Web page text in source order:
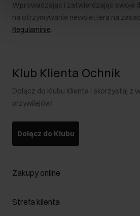
Wprowadzając i zatwierdzając swoje
na otrzymywanie newslettera na
Regulaminie.
Klub Klienta Ochnik
Dołącz do Klubu Klienta i skorzystaj z
przywilejów!
Dołącz do Klubu
Zakupy online
Zarządzaj cookies
Strefa klienta